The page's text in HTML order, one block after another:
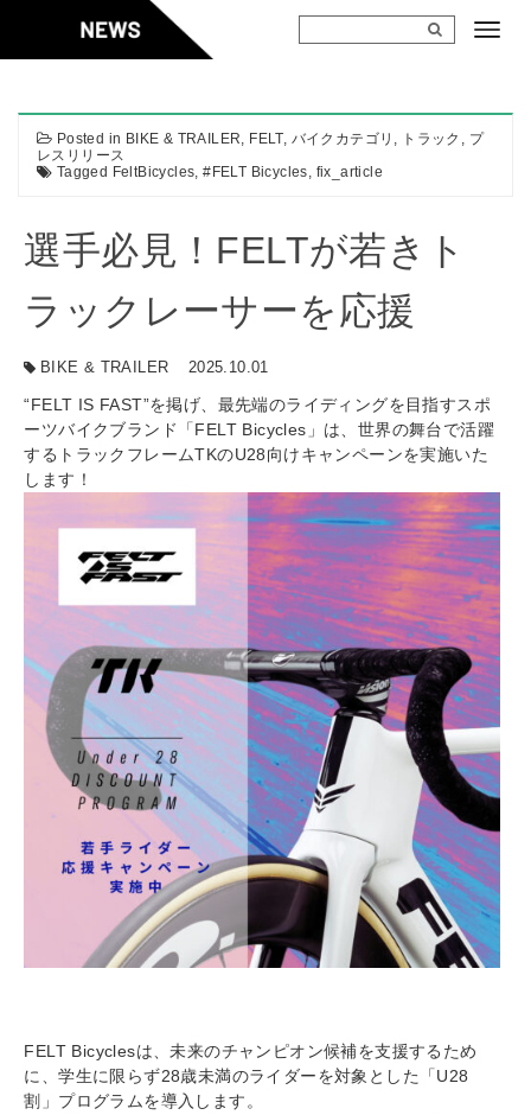
content
Posted in BIKE & TRAILER, FELT, バイクカテゴリ , トラック , プ
レスリリース
Tagged FeltBicycles,#FELT Bicycles, fix_article
選手必見！FELTが若きト
ラックレーサーを応援
BIKE & TRAILER 2025.10.01
“FELT IS FAST”を掲げ、最先端のライディングを目指すスポ
ーツバイクブランド「FELT Bicycles」は、世界の舞台で活躍
するトラックフレームTKのU28向けキャンペーンを実施いた
します！
FELT Bicyclesは、未来のチャンピオン候補を支援するため
に、学生に限らず28歳未満のライダーを対象とした「U28
割」プログラムを導入します。